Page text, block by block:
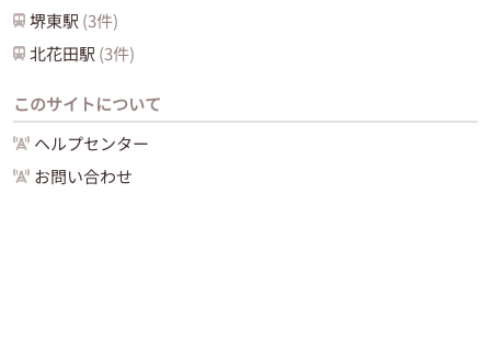
堺東駅 (3件)
北花田駅 (3件)
このサイトについて
ヘルプセンター
お問い合わせ